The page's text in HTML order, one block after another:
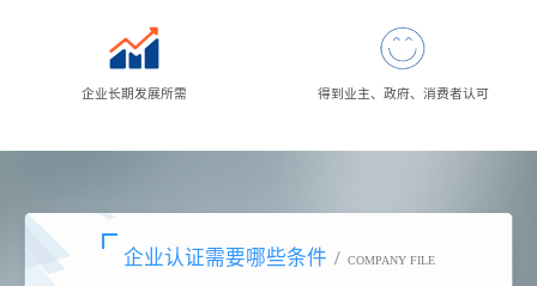
企业长期发展所需 得到业主、政府、消费者认可
企业认证需要哪些条件 / COMPANY FILE